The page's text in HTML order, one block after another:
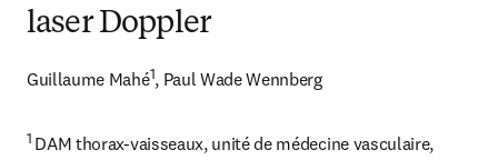
laser Doppler
Guillaume Mahé1, Paul Wade Wennberg
1 DAM thorax-vaisseaux, unité de médecine vasculaire,